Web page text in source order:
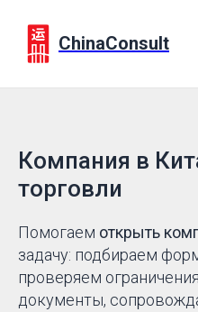
ChinaConsult
Компания в
торговли
Помогаем открыть
задачу: подбираем
проверяем
документы,